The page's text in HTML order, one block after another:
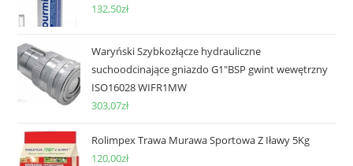
132,50zł
Waryński Szybkozłącze hydrauliczne
suchoodcinające gniazdo G1"BSP gwint wewętrzny
ISO16028 WIFR1MW
303,07zł
Rolimpex Trawa Murawa Sportowa Z Iławy 5Kg
120,00zł